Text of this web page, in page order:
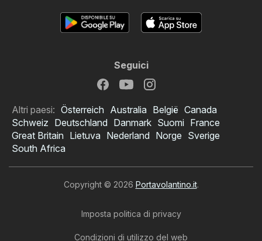
Seguici
Altri paesi: Österreich Australia België Canada
Schweiz Deutschland Danmark Suomi France
Great Britain Lietuva Nederland Norge Sverige
South Africa
Copyright © 2026 Portavolantino.it.
Imposta politica di privacy
Condizioni di utilizzo del web